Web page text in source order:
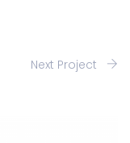
Next Project